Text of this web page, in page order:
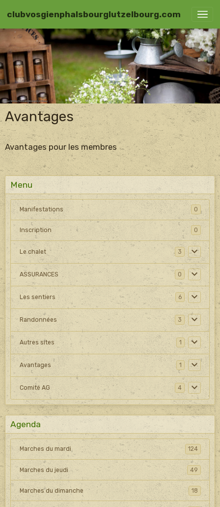
clubvosgienphalsbourglutzelbourg.com
Avantages
Avantages pour les membres
Menu
Manifestations 0
Inscription 0
Le chalet 3
ASSURANCES 0
Les sentiers 6
Randonnées 3
Autres sites 1
Avantages 1
Comité AG 4
Agenda
Marches du mardi 124
Marches du jeudi 49
Marches du dimanche 18